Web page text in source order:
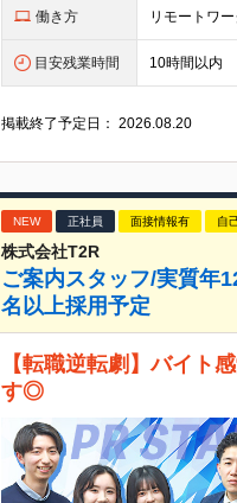
働き方 リモートワ
目安残業時間 10時間以内
掲載終了予定日：2026.08.20
NEW 正社員 面接情報有 自
株式会社T2R
ご案内スタッフ/実質年
名以上採用予定
【転職逆転劇】バイト
す◎